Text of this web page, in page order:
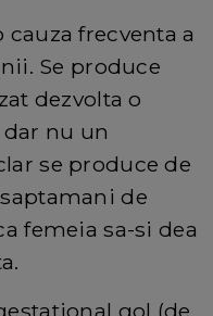
cauza frecventa a
Se produce
dezvolta o
nu un
se produce de
de
femeia sa-si dea
gol (de